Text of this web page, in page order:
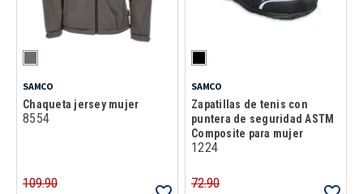
SAMCO
Chaqueta jersey mujer
8554
109.90
SAMCO
Zapatillas de tenis con
puntera de seguridad ASTM
Composite para mujer
1224
72.90